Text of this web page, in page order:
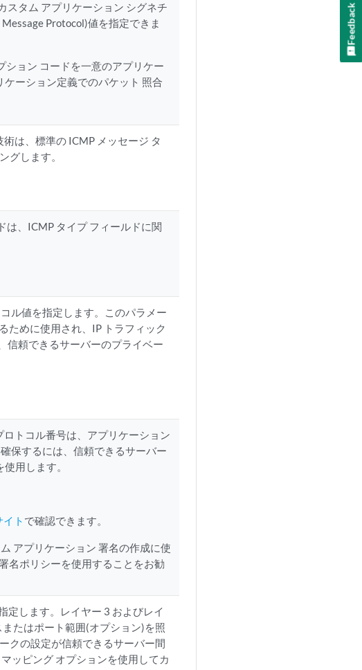
スタム アプリケーション シグネチ
Protocol)値を指定できま
ション コードを一意のアプリケー
ーション定義でのパケット 照合
は、標準の ICMP メッセージ タ
グします。
は、ICMP タイプ フィールドに関
ル値を指定します。このパラメー
ために使用され、IP トラフィック
信頼できるサーバーのプライベー
トコル番号は、アプリケーション
保するには、信頼できるサーバー
用します。
イト で確認できます。
アプリケーション 署名の作成に使
名ポリシーを使用することをお勧
定します。レイヤー 3 およびレイ
たはポート範囲(オプション)を照
クの設定が信頼できるサーバー間
ッピング オプションを使用してカ
Feedback